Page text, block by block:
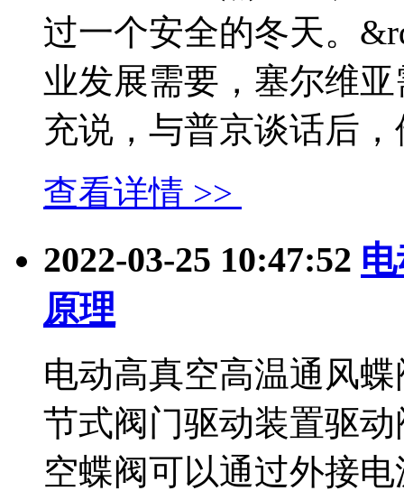
过一个安全的冬天。
业发展需要，塞尔维
充说，与普京谈话后，
查看详情 >>
2022-03-25 10:47:52
原理
电动高真空高温通风
节式阀门驱动装置驱
空蝶阀可以通过外接